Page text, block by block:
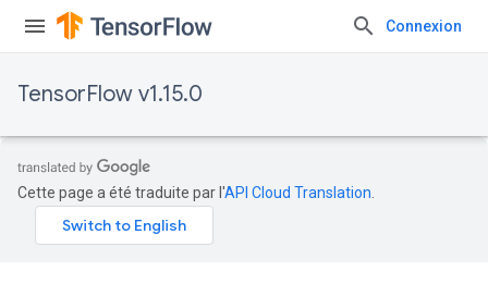
Connexion
TensorFlow v1.15.0
Cette page a été traduite par l'API Cloud Translation